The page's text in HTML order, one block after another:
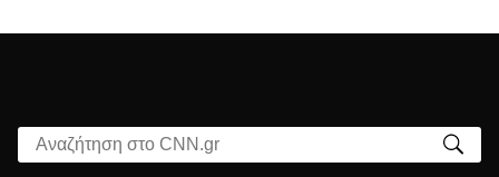
Αναζήτηση στο CNN.gr